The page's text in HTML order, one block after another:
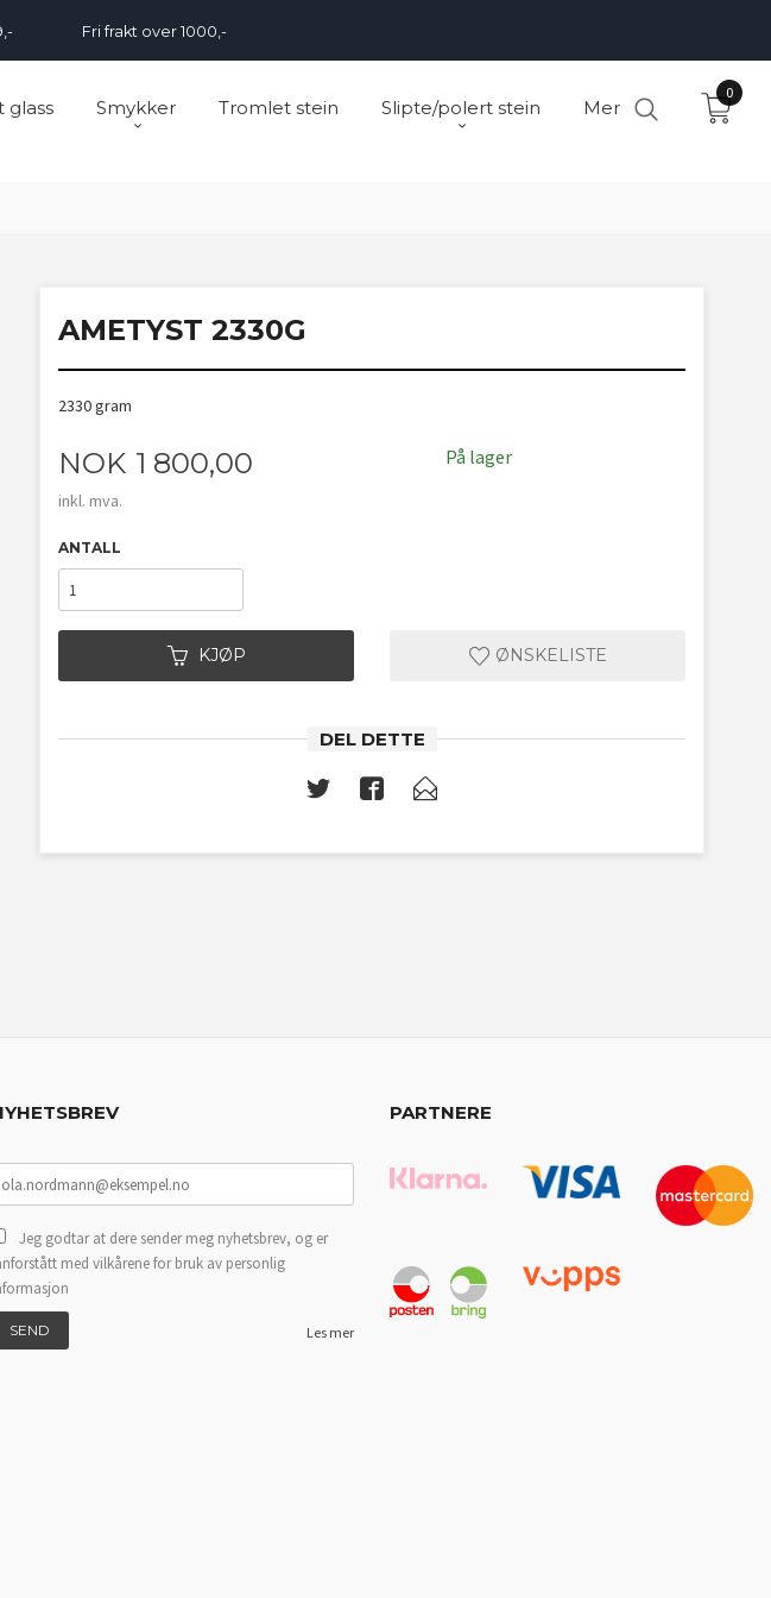
Fri frakt over 1000,-
glass Smykker Tromlet stein Slipte/polert stein Mer
0
AMETYST 2330G
2330 gram
Pris
NOK 1 800,00
inkl. mva.
På lager
ANTALL
KJØP ØNSKELISTE
DEL DETTE
Jeg godtar at dere sender meg nyhetsbrev, og er
med vilkårene for bruk av personlig
Les mer
PARTNERE